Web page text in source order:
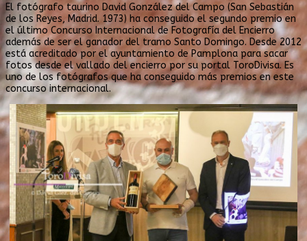
El fotógrafo taurino David González del Campo (San Sebastián
de los Reyes, Madrid. 1973) ha conseguido el segundo premio en
el último Concurso Internacional de Fotografía del Encierro
además de ser el ganador del tramo Santo Domingo. Desde 2012
está acreditado por el ayuntamiento de Pamplona para sacar
fotos desde el vallado del encierro por su portal ToroDivisa. Es
uno de los fotógrafos que ha conseguido más premios en este
concurso internacional.